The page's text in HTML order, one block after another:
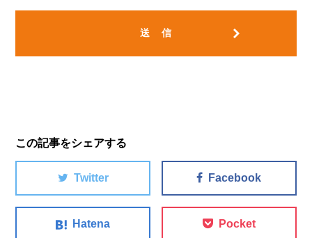
この記事をシェアする
Twitter Facebook
Hatena Pocket